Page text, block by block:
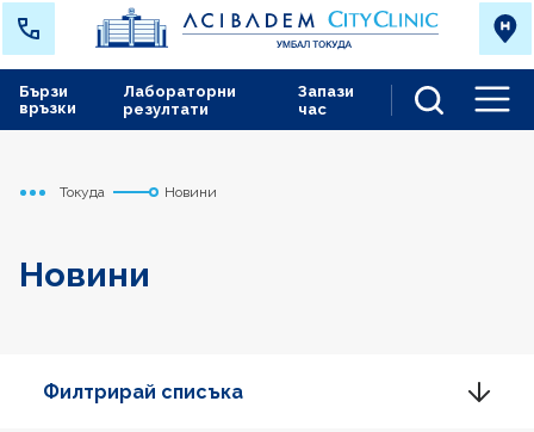
Лабораторни
резултати
Запази
час
Бързи
връзки
Начало
Токуда Новини
Новини
Филтрирай списъка